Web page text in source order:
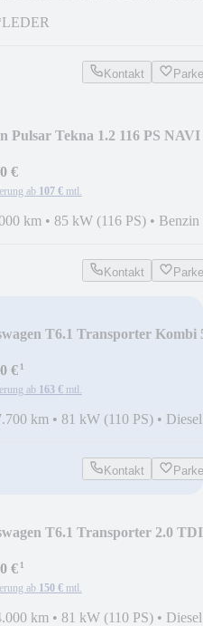
Kontakt
Pulsar Tekna 1.2 116 PS NAVI
€
ab 107 € mtl.
km • 85 kW (116 PS) • Benzin
Kontakt
T6.1 Transporter Kombi
€¹
ab 163 € mtl.
km • 81 kW (110 PS) • Diesel
Kontakt
T6.1 Transporter 2.0 TDI
€¹
ab 150 € mtl.
km • 81 kW (110 PS) • Diesel